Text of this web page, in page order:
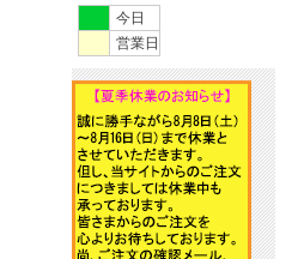
今日
営業日